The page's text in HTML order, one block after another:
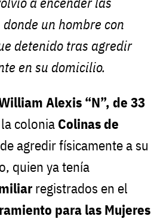
un hombre con
detenido tras agredir
en su domicilio.
Alexis “N”, de 33
colonia Colinas de
agredir físicamente a su
quien ya tenía
registrados en el
para las Mujeres